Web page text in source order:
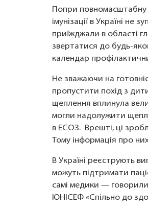
Попри повномасштабну
імунізації в Україні не
приїжджали в області
звертатися до будь-
календар
Не зважаючи на
пропустити похід з
щеплення вплинула
могли надолужити
в ЕСОЗ. Врешті, ці
Тому інформація про
В Україні реєструють
можуть підтримати
самі медики — говорили
ЮНІСЕФ «Спільно до